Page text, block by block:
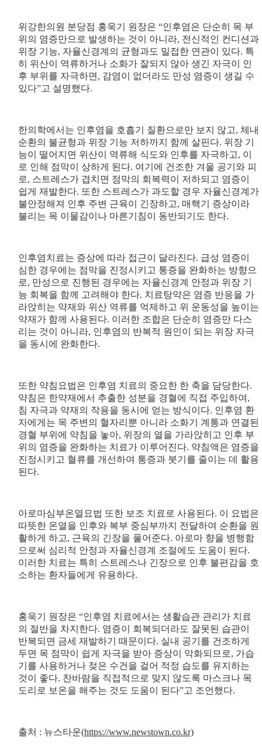
위강한의원 분당점 홍욱기 원장은 “인후염은 단순히 목 부
위의 염증만으로 발생하는 것이 아니라, 전신적인 컨디션과
위장 기능, 자율신경계의 균형과도 밀접한 연관이 있다. 특
히 위산이 역류하거나 소화가 잘되지 않아 생긴 자극이 인
후 부위를 자극하면, 감염이 없더라도 만성 염증이 생길 수
있다”고 설명했다.
한의학에서는 인후염을 호흡기 질환으로만 보지 않고, 체내
순환의 불균형과 위장 기능 저하까지 함께 살핀다. 위장 기
능이 떨어지면 위산이 역류해 식도와 인후를 자극하고, 이
로 인해 점막이 상하게 된다. 여기에 건조한 겨울 공기와 피
로, 스트레스가 겹치면 점막의 회복력이 저하되고 염증이
쉽게 재발한다. 또한 스트레스가 과도할 경우 자율신경계가
불안정해져 인후 주변 근육이 긴장하고, 매핵기 증상이라
불리는 목 이물감이나 마른기침이 동반되기도 한다.
인후염치료는 증상에 따라 접근이 달라진다. 급성 염증이
심한 경우에는 점막을 진정시키고 통증을 완화하는 방향으
로, 만성으로 진행된 경우에는 자율신경계 안정과 위장 기
능 회복을 함께 고려해야 한다. 치료탕약은 염증 반응을 가
라앉히는 약재와 위산 역류를 억제하고 위 운동성을 높이는
약재가 함께 사용된다. 이러한 조합은 단순히 염증만 다스
리는 것이 아니라, 인후염의 반복적 원인이 되는 위장 자극
을 동시에 완화한다.
또한 약침요법은 인후염 치료의 중요한 한 축을 담당한다.
약침은 한약재에서 추출한 성분을 경혈에 직접 주입하여,
침 자극과 약재의 작용을 동시에 얻는 방식이다. 인후염 환
자에게는 목 주변의 혈자리뿐 아니라 소화기 계통과 연결된
경혈 부위에 약침을 놓아, 위장의 열을 가라앉히고 인후 부
위의 염증을 완화하는 치료가 이루어진다. 약침액은 염증을
진정시키고 혈류를 개선하여 통증과 붓기를 줄이는 데 활용
된다.
아로마심부온열요법 또한 보조 치료로 사용된다. 이 요법은
따뜻한 온열을 인후와 복부 중심부까지 전달하여 순환을 원
활하게 하고, 근육의 긴장을 풀어준다. 아로마 향을 병행함
으로써 심리적 안정과 자율신경계 조절에도 도움이 된다.
이러한 치료는 특히 스트레스나 긴장으로 인후 불편감을 호
소하는 환자들에게 유용하다.
홍욱기 원장은 “인후염 치료에서는 생활습관 관리가 치료
의 절반을 차지한다. 염증이 회복되더라도 잘못된 습관이
반복되면 금세 재발하기 때문이다. 실내 공기를 건조하게
두면 목 점막이 쉽게 자극을 받아 증상이 악화되므로, 가습
기를 사용하거나 젖은 수건을 걸어 적정 습도를 유지하는
것이 좋다. 찬바람을 직접적으로 맞지 않도록 마스크나 목
도리로 보온을 해주는 것도 도움이 된다”고 조언했다.
출처 : 뉴스타운(https://www.newstown.co.kr)